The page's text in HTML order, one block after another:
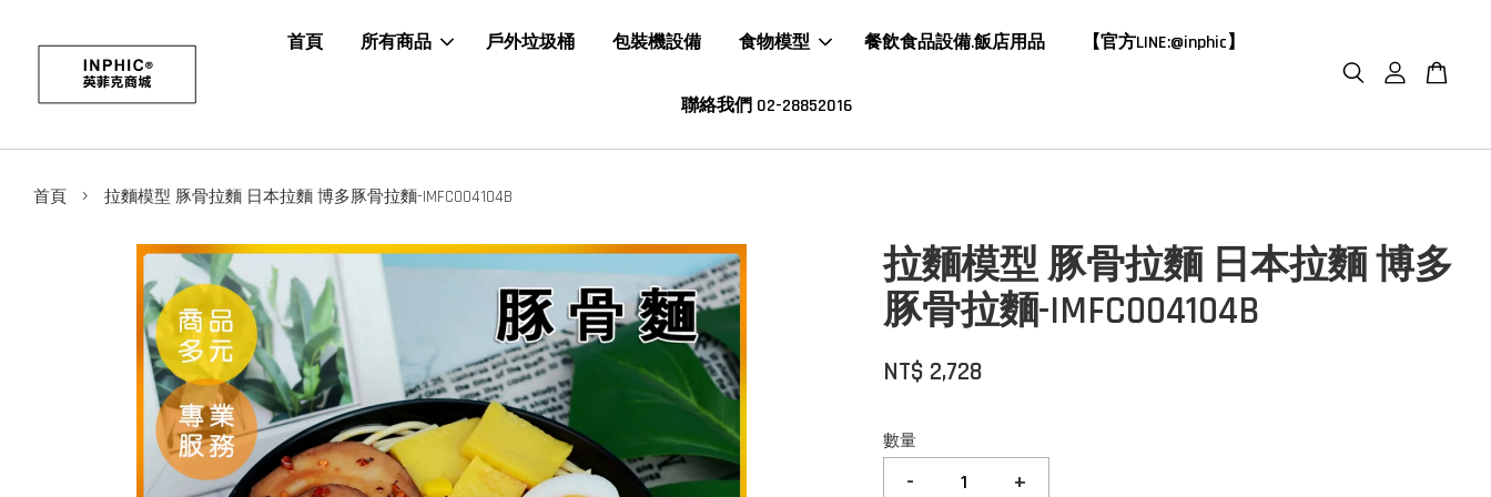
首頁 所有商品 戶外垃圾桶 包裝機設備 食物模型 餐飲食品設備.飯店用品 【官方LINE:@inphic】
聯絡我們 02-28852016
首頁 › 拉麵模型 豚骨拉麵 日本拉麵 博多豚骨拉麵-IMFC004104B
拉麵模型 豚骨拉麵 日本拉麵 博多
豚骨拉麵-IMFC004104B
NT$ 2,728
數量
- +